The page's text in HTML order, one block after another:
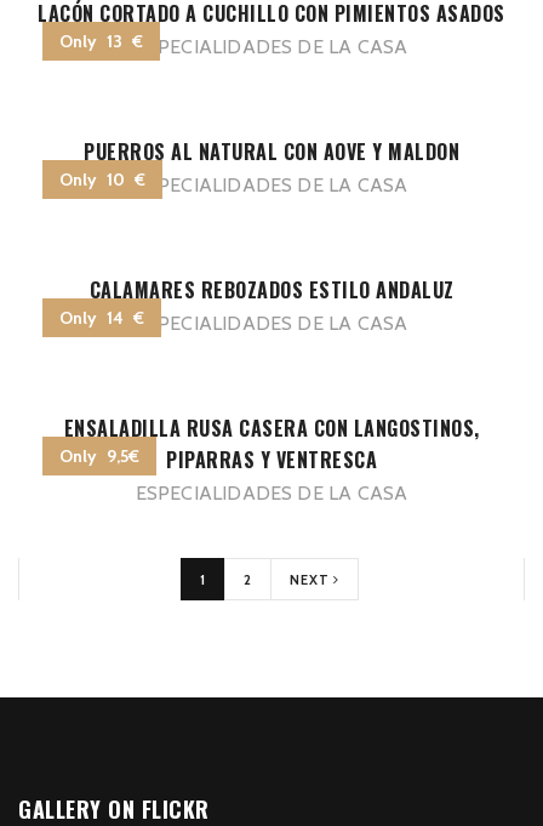
Only 13 €
LACÓN CORTADO A CUCHILLO CON PIMIENTOS ASADOS
ESPECIALIDADES DE LA CASA
Only 10 €
PUERROS AL NATURAL CON AOVE Y MALDON
ESPECIALIDADES DE LA CASA
Only 14 €
CALAMARES REBOZADOS ESTILO ANDALUZ
ESPECIALIDADES DE LA CASA
Only 9,5€
ENSALADILLA RUSA CASERA CON LANGOSTINOS,
PIPARRAS Y VENTRESCA
ESPECIALIDADES DE LA CASA
1 2 NEXT
GALLERY ON FLICKR